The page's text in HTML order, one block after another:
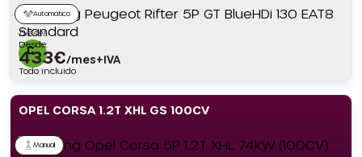
Automático
Diésel
Desde:
433€/mes+IVA
Todo incluido
OPEL CORSA 1.2T XHL GS 100CV
Manual